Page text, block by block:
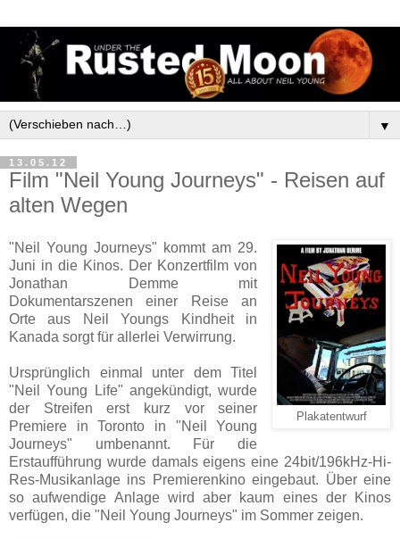
▼
13.05.12
Film "Neil Young Journeys" - Reisen auf
alten Wegen
Plakatentwurf
"Neil Young Journeys" kommt am 29.
Juni in die Kinos. Der Konzertfilm von
Jonathan Demme mit
Dokumentarszenen einer Reise an
Orte aus Neil Youngs Kindheit in
Kanada sorgt für allerlei Verwirrung.
Ursprünglich einmal unter dem Titel
"Neil Young Life" angekündigt, wurde
der Streifen erst kurz vor seiner
Premiere in Toronto in "Neil Young
Journeys" umbenannt. Für die
Erstaufführung wurde damals eigens eine 24bit/196kHz-Hi-
Res-Musikanlage ins Premierenkino eingebaut. Über eine
so aufwendige Anlage wird aber kaum eines der Kinos
verfügen, die "Neil Young Journeys" im Sommer zeigen.